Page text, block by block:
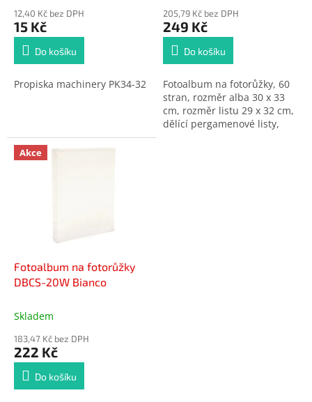
12,40 Kč bez DPH
15 Kč
Do košíku
Propiska machinery PK34-32
205,79 Kč bez DPH
249 Kč
Do košíku
Fotoalbum na fotorůžky, 60
stran, rozměr alba 30 x 33
cm, rozměr listu 29 x 32 cm,
dělící pergamenové listy,
Akce
Fotoalbum na fotorůžky
DBCS-20W Bianco
Skladem
183,47 Kč bez DPH
222 Kč
Do košíku